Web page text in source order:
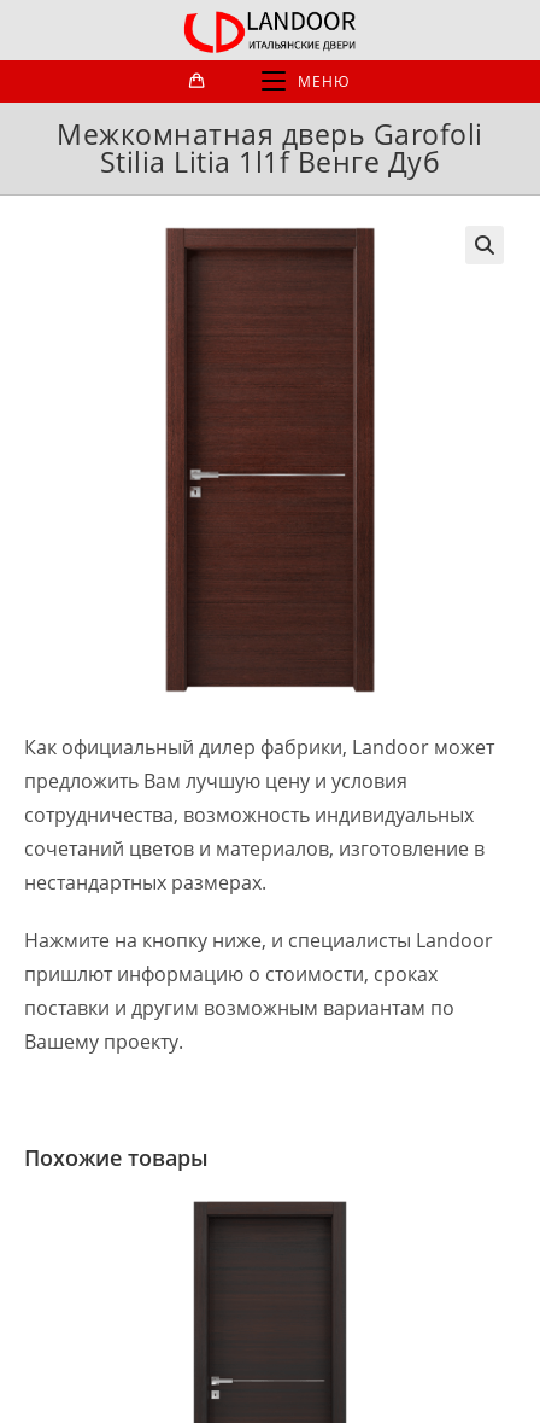
МЕНЮ
Межкомнатная дверь Garofoli
Stilia Litia 1l1f Венге Дуб
Как официальный дилер фабрики, Landoor может
предложить Вам лучшую цену и условия
сотрудничества, возможность индивидуальных
сочетаний цветов и материалов, изготовление в
нестандартных размерах.
Нажмите на кнопку ниже, и специалисты Landoor
пришлют информацию о стоимости, сроках
поставки и другим возможным вариантам по
Вашему проекту.
Похожие товары